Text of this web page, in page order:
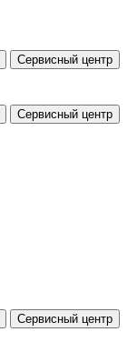
Сервисный центр
Сервисный центр
Сервисный центр